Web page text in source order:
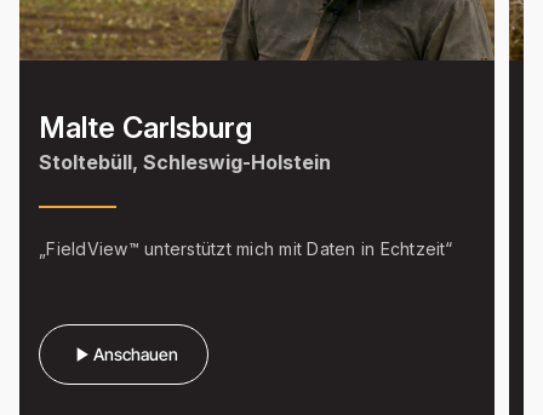
Malte Carlsburg
Stoltebüll, Schleswig-Holstein
„FieldView™ unterstützt mich mit Daten in Echtzeit“
Anschauen
play_arrow